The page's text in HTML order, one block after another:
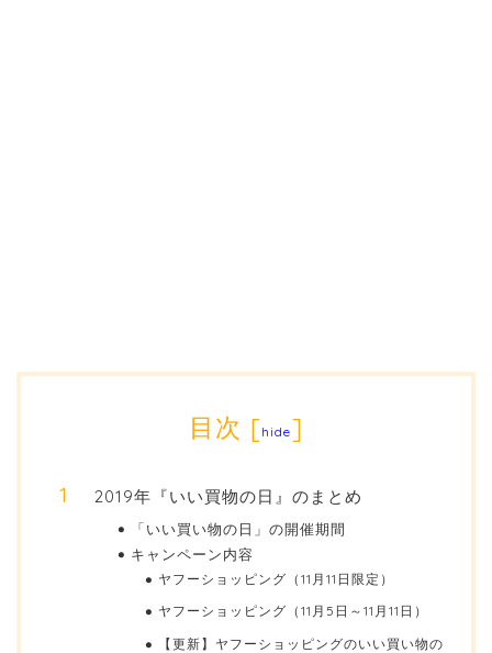
目次 [hide]
2019年『いい買物の日』のまとめ
「いい買い物の日」の開催期間
キャンペーン内容
ヤフーショッピング（11月11日限定）
ヤフーショッピング（11月5日～11月11日）
【更新】ヤフーショッピングのいい買い物の